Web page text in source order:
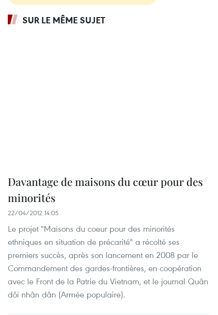
SUR LE MÊME SUJET
Davantage de maisons du cœur pour des
minorités
22/04/2012 14:05
Le projet "Maisons du coeur pour des minorités
ethniques en situation de précarité" a récolté ses
premiers succès, après son lancement en 2008 par le
Commandement des gardes-frontières, en coopération
avec le Front de la Patrie du Vietnam, et le journal Quân
dôi nhân dân (Armée populaire).